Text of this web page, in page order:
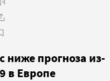
прогноза из-
в Европе